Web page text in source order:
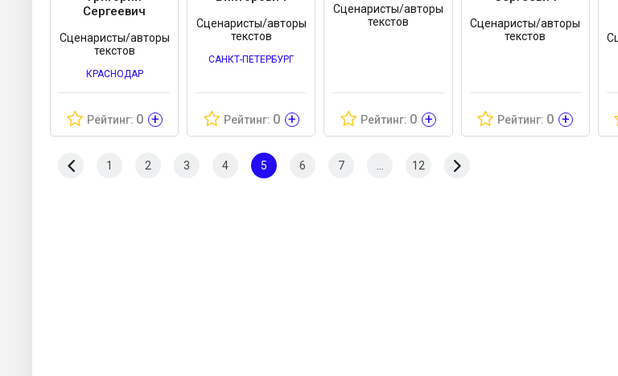
Сергеевич
Сценаристы/авторы
текстов
КРАСНОДАР
Рейтинг: 0 +
Сценаристы/авторы
текстов
САНКТ-ПЕТЕРБУРГ
Рейтинг: 0 +
Сценаристы/авторы
текстов
Рейтинг: 0 +
Сценаристы/авторы
текстов
Рейтинг: 0 +
1 2 3 4 5 6 7 ... 12